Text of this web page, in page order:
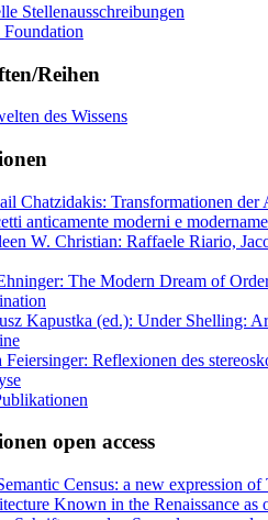
Stellenausschreibungen
Foundation
Reihen
des Wissens
Chatzidakis: Transformationen
anticamente moderni e
W. Christian: Raffaele Riario,
The Modern Dream of
Kapustka (ed.): Under Shelling:
Feiersinger: Reflexionen des
open access
Census: a new expression
Known in the Renaissance as